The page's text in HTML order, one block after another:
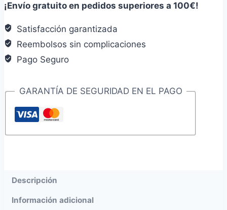
1/4
Hexagonal
mm.
cantidad
¡Envío gratuito en pedidos superiores a 100€!
Satisfacción garantizada
Reembolsos sin complicaciones
Pago Seguro
GARANTÍA DE SEGURIDAD EN EL PAGO
Descripción
Información adicional